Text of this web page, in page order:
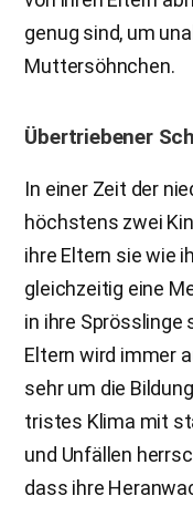
genug sind, um
Muttersöhnchen.
Übertriebener
In einer Zeit der
höchstens zwei
ihre Eltern sie wie
gleichzeitig eine
in ihre Sprösslinge
Eltern wird immer
sehr um die
tristes Klima mit
und Unfällen
dass ihre